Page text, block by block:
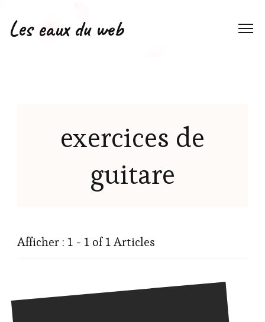
Les eaux du web
exercices de
guitare
Afficher : 1 - 1 of 1 Articles